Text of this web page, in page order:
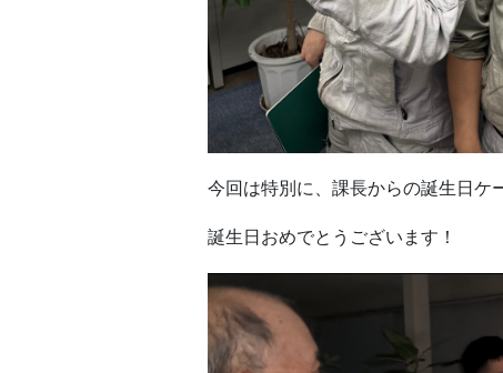
今回は特別に、課長からの誕生日ケ
誕生日おめでとうございます！